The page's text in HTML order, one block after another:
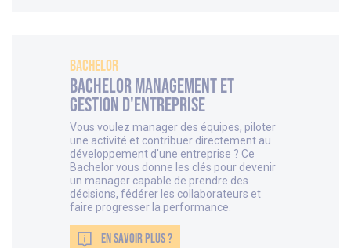
Bachelor
Bachelor Management et
Gestion d'Entreprise
Vous voulez manager des équipes, piloter
une activité et contribuer directement au
développement d'une entreprise ? Ce
Bachelor vous donne les clés pour devenir
un manager capable de prendre des
décisions, fédérer les collaborateurs et
faire progresser la performance.
EN SAVOIR PLUS ?